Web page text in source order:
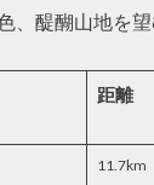
、醍醐山地を望
距離
11.7km